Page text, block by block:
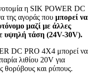
η SIK POWER DC
της αγοράς που μπορεί να
μαζί με άλλες
υψηλή τάση (24V-30V).
DC PRO 4Χ4 μπορεί να
λιθίου 20V για
θορύβους και ρύπους.